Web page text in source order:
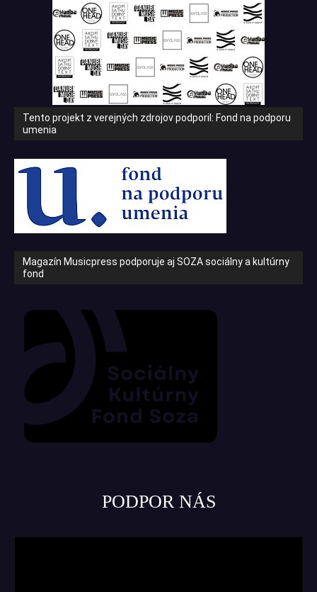
Tento projekt z verejných zdrojov podporil: Fond na podporu
umenia
Magazín Musicpress podporuje aj SOZA sociálny a kultúrny
fond
PODPOR NÁS